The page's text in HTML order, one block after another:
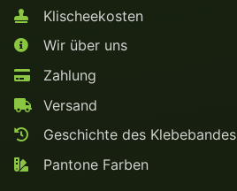
Klischeekosten
Wir über uns
Zahlung
Versand
Geschichte des Klebebandes
Pantone Farben